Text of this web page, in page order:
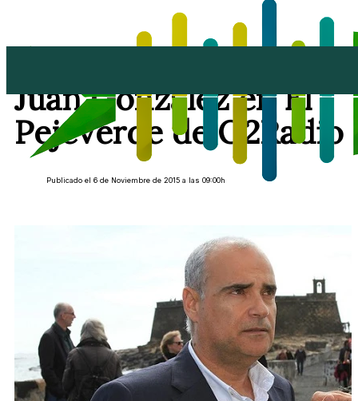
Juan González en El
Pejeverde de O2Radio
Publicado el 6 de Noviembre de 2015 a las 09:00h